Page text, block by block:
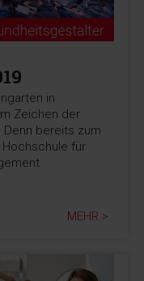
in
Zeichen der
Denn bereits zum
für
MEHR >